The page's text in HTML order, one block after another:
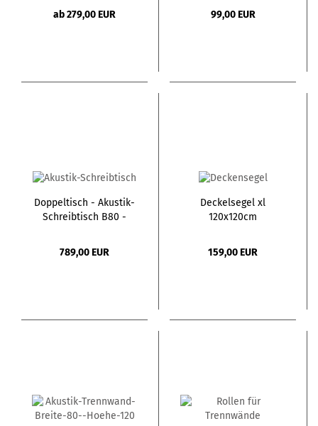
ab 279,00 EUR 99,00 EUR
Doppeltisch - Akustik-
Schreibtisch B80 -
789,00 EUR
Deckelsegel xl
120x120cm
159,00 EUR